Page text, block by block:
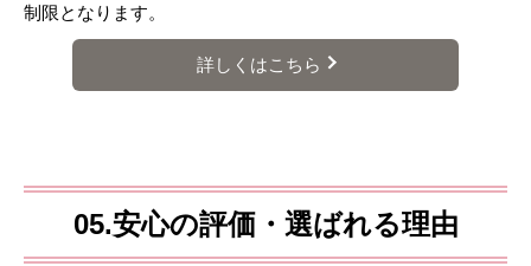
制限となります。
詳しくはこちら
05.安心の評価・選ばれる理由